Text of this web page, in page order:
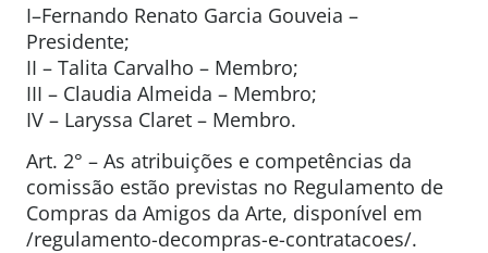
I–Fernando Renato Garcia Gouveia –
Presidente;
II – Talita Carvalho – Membro;
III – Claudia Almeida – Membro;
IV – Laryssa Claret – Membro.
Art. 2° – As atribuições e competências da
comissão estão previstas no Regulamento de
Compras da Amigos da Arte, disponível em
/regulamento-decompras-e-contratacoes/.